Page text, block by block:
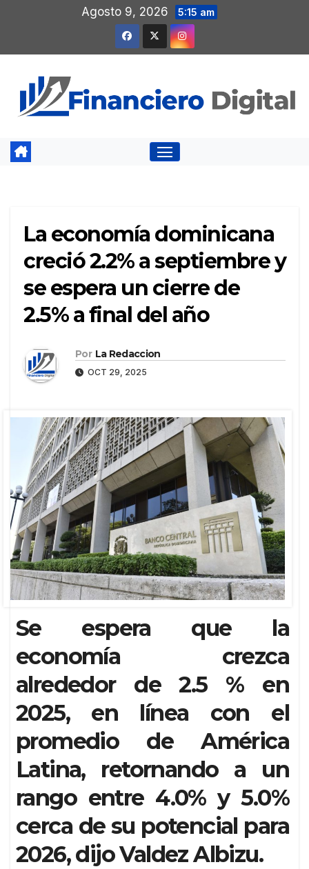
contenido
Agosto 9, 2026 5:15 am
La economía dominicana
creció 2.2% a septiembre y
se espera un cierre de
2.5% a final del año
Por La Redaccion
OCT 29, 2025
Se espera que la
economía crezca
alrededor de 2.5 % en
2025, en línea con el
promedio de América
Latina, retornando a un
rango entre 4.0% y 5.0%
cerca de su potencial para
2026, dijo Valdez Albizu.